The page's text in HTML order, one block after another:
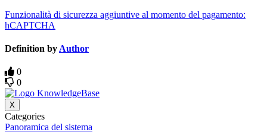
Funzionalità di sicurezza aggiuntive al momento del pagamento:
hCAPTCHA
Definition by Author
0
0
X
Categories
Panoramica del sistema